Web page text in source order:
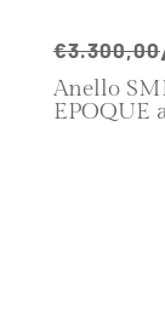
€3.300,00
Anello
EPOQUE